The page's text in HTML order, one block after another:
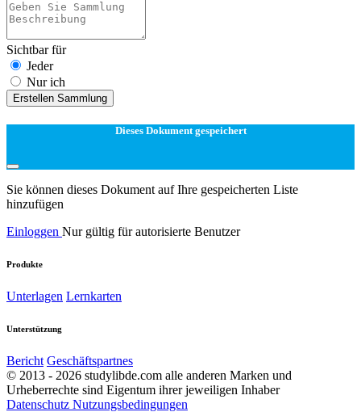
Sichtbar für
Jeder
Nur ich
Erstellen Sammlung
Dieses Dokument gespeichert
Sie können dieses Dokument auf Ihre gespeicherten Liste
hinzufügen
Einloggen Nur gültig für autorisierte Benutzer
Produkte
Unterlagen Lernkarten
Unterstützung
Bericht Geschäftspartnes
© 2013 - 2026 studylibde.com alle anderen Marken und
Urheberrechte sind Eigentum ihrer jeweiligen Inhaber
Datenschutz Nutzungsbedingungen